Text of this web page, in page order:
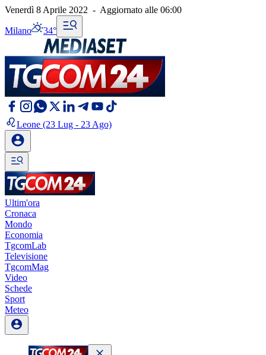
Venerdì 8 Aprile 2022 - Aggiornato alle 06:00
Milano 34°
Leone (23 Lug - 23 Ago)
Ultim'ora
Cronaca
Mondo
Economia
TgcomLab
Televisione
TgcomMag
Video
Schede
Sport
Meteo